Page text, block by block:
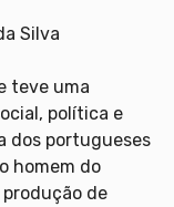
Silva
teve uma
política e
dos portugueses
homem do
de